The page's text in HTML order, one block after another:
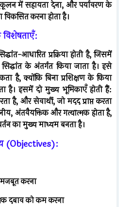
में सहायता देना, और पर्यावरण के
करना होता है।
आधारित प्रक्रिया होती है, जिसमें
के अंतर्गत किया जाता है। इसे
है, क्योंकि बिना प्रशिक्षण के किया
है। इसमें दो मुख्य भूमिकाएँ होती हैं:
है, और सेवार्थी, जो मदद प्राप्त करता
अंतवैयक्तिक और गत्यात्मक होता है,
का मुख्य माध्यम बनता है।
(Objectives):
मजबूत करना
दबाव को कम करना